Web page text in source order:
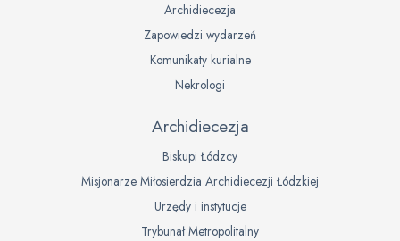
Archidiecezja
Zapowiedzi wydarzeń
Komunikaty kurialne
Nekrologi
Archidiecezja
Biskupi Łódzcy
Misjonarze Miłosierdzia Archidiecezji Łódzkiej
Urzędy i instytucje
Trybunał Metropolitalny